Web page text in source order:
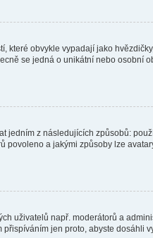
které obvykle vypadají jako
se jedná o unikátní nebo osobní
jedním z následujících způsobů:
povoleno a jakými způsoby lze
uživatelů např. moderátorů a
jen proto, abyste dosáhli